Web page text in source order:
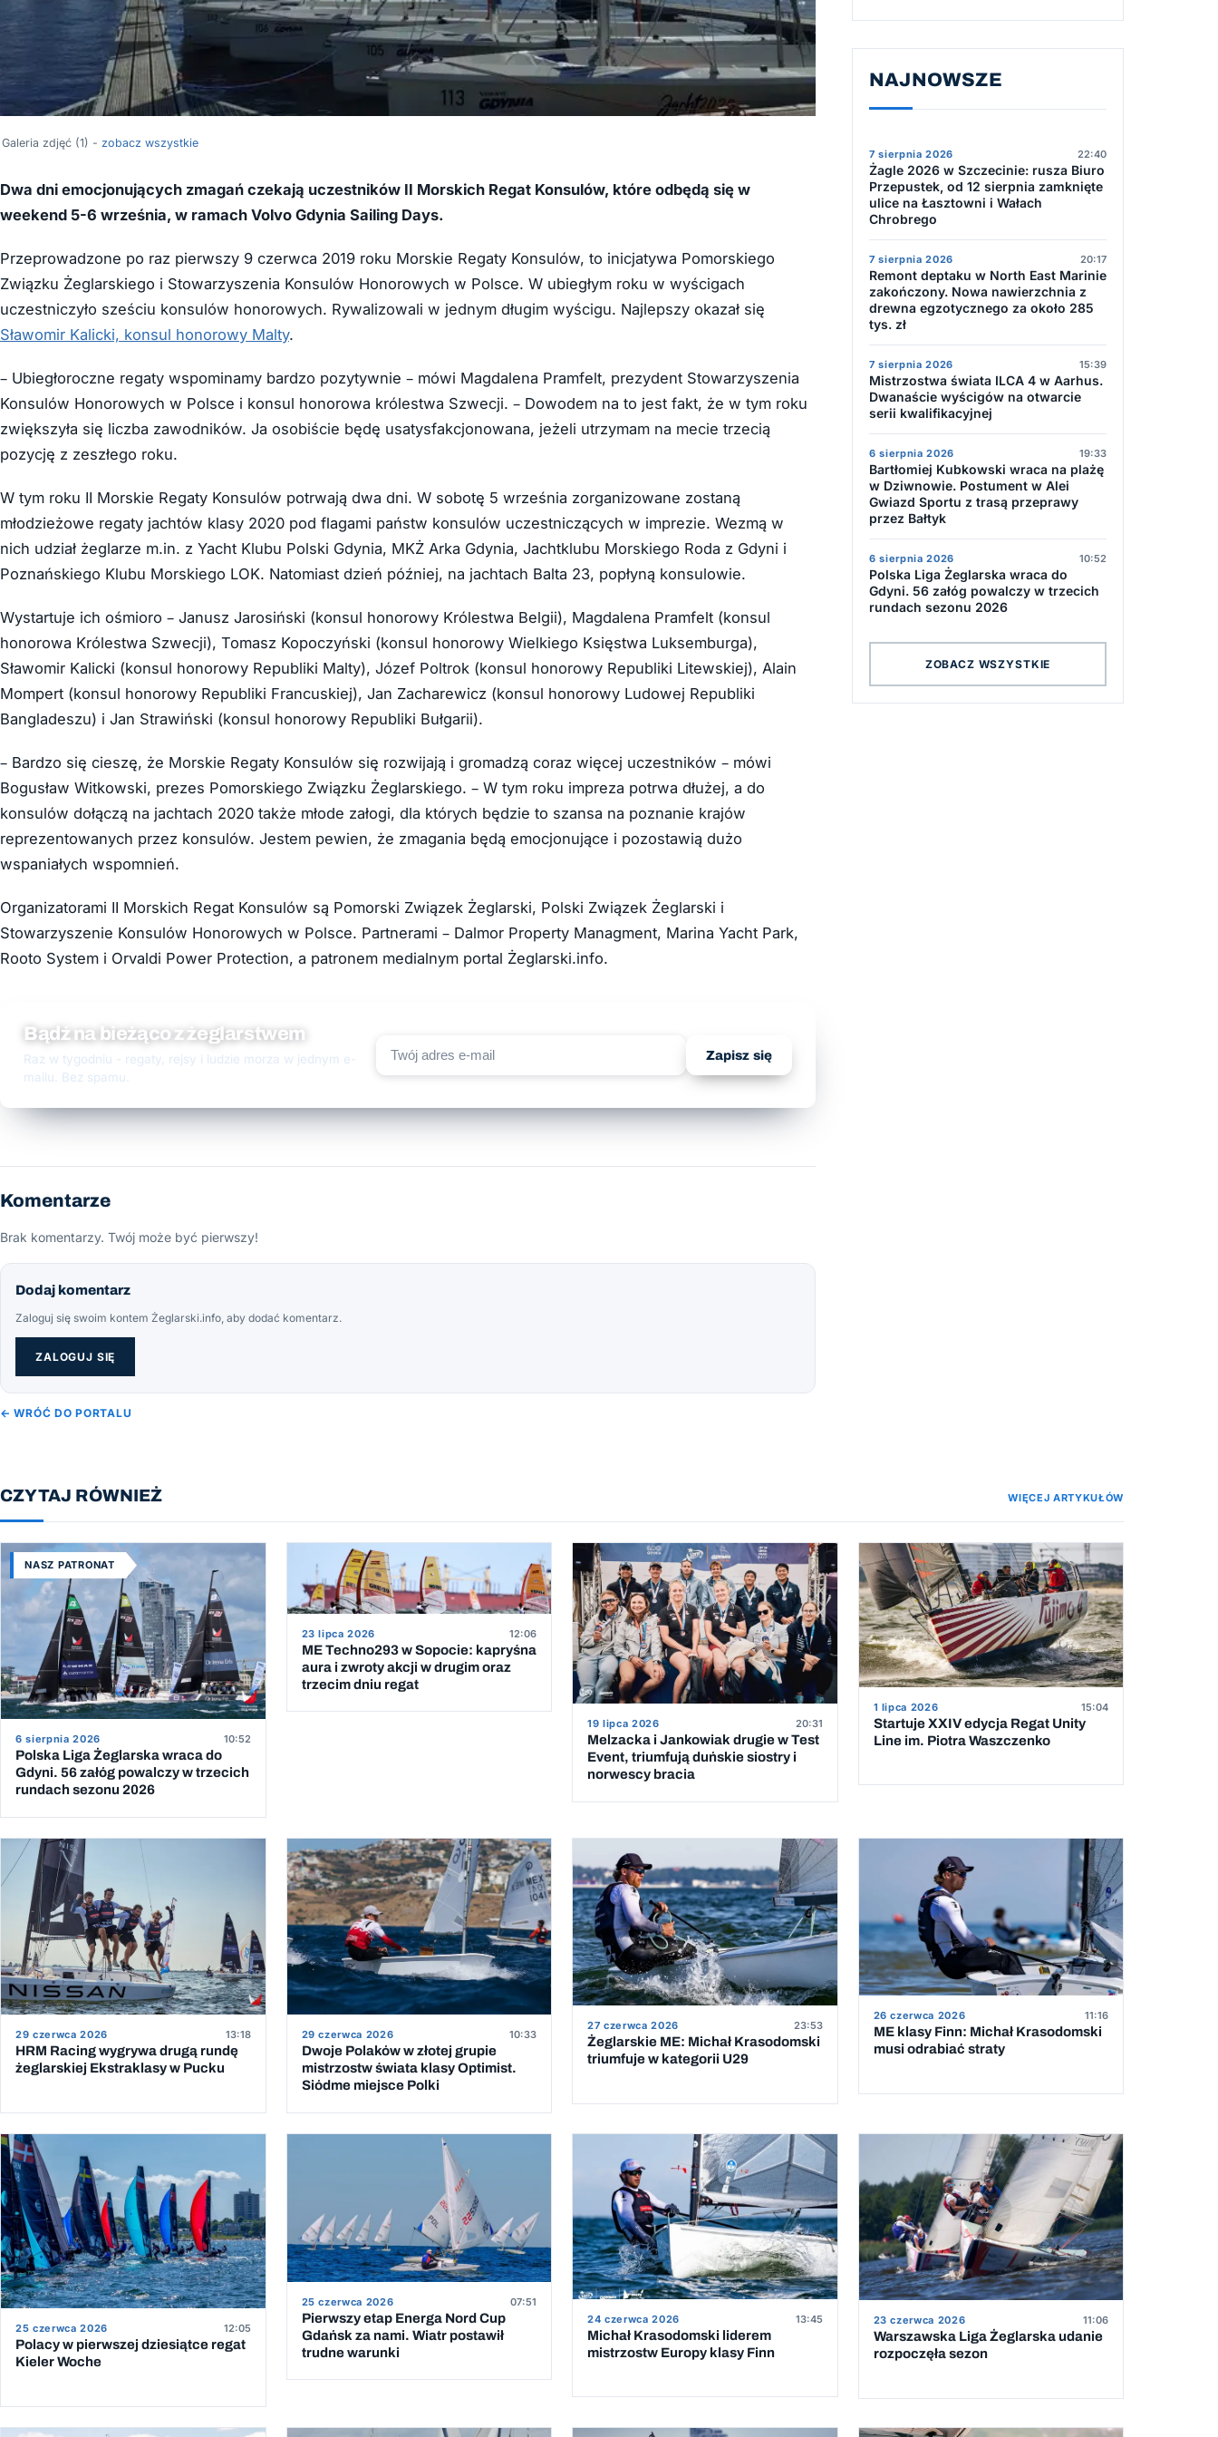
Galeria zdjęć (1) - zobacz wszystkie
Dwa dni emocjonujących zmagań czekają uczestników II Morskich Regat Konsulów, które odbędą się w
weekend 5-6 września, w ramach Volvo Gdynia Sailing Days.
Przeprowadzone po raz pierwszy 9 czerwca 2019 roku Morskie Regaty Konsulów, to inicjatywa Pomorskiego
Związku Żeglarskiego i Stowarzyszenia Konsulów Honorowych w Polsce. W ubiegłym roku w wyścigach
uczestniczyło sześciu konsulów honorowych. Rywalizowali w jednym długim wyścigu. Najlepszy okazał się
Sławomir Kalicki, konsul honorowy Malty.
– Ubiegłoroczne regaty wspominamy bardzo pozytywnie – mówi Magdalena Pramfelt, prezydent Stowarzyszenia
Konsulów Honorowych w Polsce i konsul honorowa królestwa Szwecji. – Dowodem na to jest fakt, że w tym roku
zwiększyła się liczba zawodników. Ja osobiście będę usatysfakcjonowana, jeżeli utrzymam na mecie trzecią
pozycję z zeszłego roku.
W tym roku II Morskie Regaty Konsulów potrwają dwa dni. W sobotę 5 września zorganizowane zostaną
młodzieżowe regaty jachtów klasy 2020 pod flagami państw konsulów uczestniczących w imprezie. Wezmą w
nich udział żeglarze m.in. z Yacht Klubu Polski Gdynia, MKŻ Arka Gdynia, Jachtklubu Morskiego Roda z Gdyni i
Poznańskiego Klubu Morskiego LOK. Natomiast dzień później, na jachtach Balta 23, popłyną konsulowie.
Wystartuje ich ośmioro – Janusz Jarosiński (konsul honorowy Królestwa Belgii), Magdalena Pramfelt (konsul
honorowa Królestwa Szwecji), Tomasz Kopoczyński (konsul honorowy Wielkiego Księstwa Luksemburga),
Sławomir Kalicki (konsul honorowy Republiki Malty), Józef Poltrok (konsul honorowy Republiki Litewskiej), Alain
Mompert (konsul honorowy Republiki Francuskiej), Jan Zacharewicz (konsul honorowy Ludowej Republiki
Bangladeszu) i Jan Strawiński (konsul honorowy Republiki Bułgarii).
– Bardzo się cieszę, że Morskie Regaty Konsulów się rozwijają i gromadzą coraz więcej uczestników – mówi
Bogusław Witkowski, prezes Pomorskiego Związku Żeglarskiego. – W tym roku impreza potrwa dłużej, a do
konsulów dołączą na jachtach 2020 także młode załogi, dla których będzie to szansa na poznanie krajów
reprezentowanych przez konsulów. Jestem pewien, że zmagania będą emocjonujące i pozostawią dużo
wspaniałych wspomnień.
Organizatorami II Morskich Regat Konsulów są Pomorski Związek Żeglarski, Polski Związek Żeglarski i
Stowarzyszenie Konsulów Honorowych w Polsce. Partnerami – Dalmor Property Managment, Marina Yacht Park,
Rooto System i Orvaldi Power Protection, a patronem medialnym portal Żeglarski.info.
Bądź na bieżąco z żeglarstwem
Raz w tygodniu - regaty, rejsy i ludzie morza w jednym e-
mailu. Bez spamu.
Zapisz się
Komentarze
Brak komentarzy. Twój może być pierwszy!
Dodaj komentarz
Zaloguj się swoim kontem Żeglarski.info, aby dodać komentarz.
ZALOGUJ SIĘ
← WRÓĆ DO PORTALU
NAJNOWSZE
7 sierpnia 2026 22:40
Żagle 2026 w Szczecinie: rusza Biuro
Przepustek, od 12 sierpnia zamknięte
ulice na Łasztowni i Wałach
Chrobrego
7 sierpnia 2026 20:17
Remont deptaku w North East Marinie
zakończony. Nowa nawierzchnia z
drewna egzotycznego za około 285
tys. zł
7 sierpnia 2026 15:39
Mistrzostwa świata ILCA 4 w Aarhus.
Dwanaście wyścigów na otwarcie
serii kwalifikacyjnej
6 sierpnia 2026 19:33
Bartłomiej Kubkowski wraca na plażę
w Dziwnowie. Postument w Alei
Gwiazd Sportu z trasą przeprawy
przez Bałtyk
6 sierpnia 2026 10:52
Polska Liga Żeglarska wraca do
Gdyni. 56 załóg powalczy w trzecich
rundach sezonu 2026
ZOBACZ WSZYSTKIE
CZYTAJ RÓWNIEŻ WIĘCEJ ARTYKUŁÓW
NASZ PATRONAT
6 sierpnia 2026 10:52
Polska Liga Żeglarska wraca do
Gdyni. 56 załóg powalczy w trzecich
rundach sezonu 2026
23 lipca 2026 12:06
ME Techno293 w Sopocie: kapryśna
aura i zwroty akcji w drugim oraz
trzecim dniu regat
19 lipca 2026 20:31
Melzacka i Jankowiak drugie w Test
Event, triumfują duńskie siostry i
norwescy bracia
1 lipca 2026 15:04
Startuje XXIV edycja Regat Unity
Line im. Piotra Waszczenko
29 czerwca 2026 13:18
HRM Racing wygrywa drugą rundę
żeglarskiej Ekstraklasy w Pucku
29 czerwca 2026 10:33
Dwoje Polaków w złotej grupie
mistrzostw świata klasy Optimist.
Siódme miejsce Polki
27 czerwca 2026 23:53
Żeglarskie ME: Michał Krasodomski
triumfuje w kategorii U29
26 czerwca 2026 11:16
ME klasy Finn: Michał Krasodomski
musi odrabiać straty
25 czerwca 2026 12:05
Polacy w pierwszej dziesiątce regat
Kieler Woche
25 czerwca 2026 07:51
Pierwszy etap Energa Nord Cup
Gdańsk za nami. Wiatr postawił
trudne warunki
24 czerwca 2026 13:45
Michał Krasodomski liderem
mistrzostw Europy klasy Finn
23 czerwca 2026 11:06
Warszawska Liga Żeglarska udanie
rozpoczęła sezon